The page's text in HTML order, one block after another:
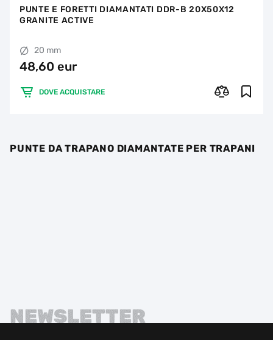
PUNTE E FORETTI DIAMANTATI DDR-B 20X50X12
GRANITE ACTIVE
20 mm
48,60 eur
DOVE ACQUISTARE
PUNTE DA TRAPANO DIAMANTATE PER TRAPANI
NEWSLETTER